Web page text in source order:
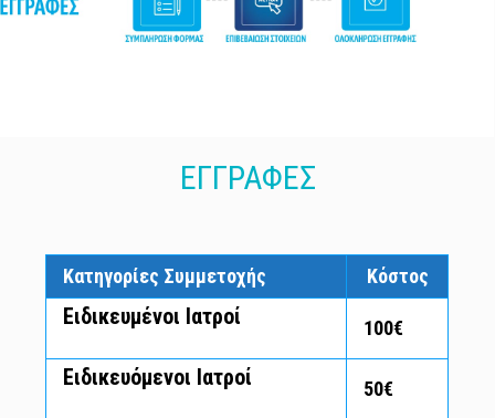
ΕΓΓΡΑΦΕΣ
Κατηγορίες Συμμετοχής Κόστος
Ειδικευμένοι Ιατροί 100€
Ειδικευόμενοι Ιατροί 50€